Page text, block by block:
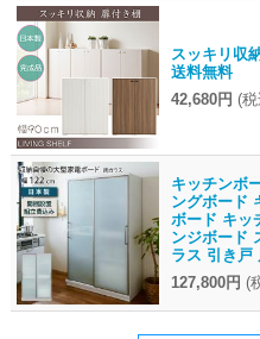
スッキリ収
送料無料
42,680円 (
キッチンボ
ングボード
ボード キッ
ンジボード
ラス 引き戸
127,800円 (